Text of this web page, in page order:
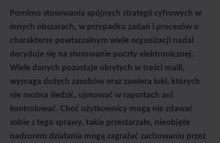
Pomimo stosowania spójnych strategii cyfrowych w
innych obszarach, w przypadku zadań i procesów o
charakterze powtarzalnym wiele organizacji nadal
decyduje się na stosowanie poczty elektronicznej.
Wiele danych pozostaje ukrytych w treści maili,
wymaga dużych zasobów oraz zawiera luki, których
nie można śledzić, ujmować w raportach ani
kontrolować. Choć użytkownicy mogą nie zdawać
sobie z tego sprawy, takie przestarzałe, nieobjęte
nadzorem działania mogą zagrażać zachowaniu przez